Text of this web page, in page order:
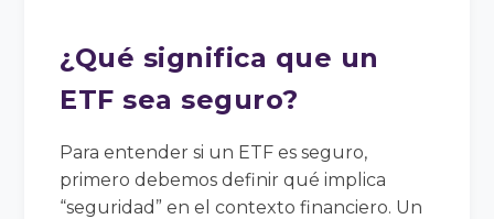
¿Qué significa que un
ETF sea seguro?
Para entender si un ETF es seguro,
primero debemos definir qué implica
“seguridad” en el contexto financiero. Un